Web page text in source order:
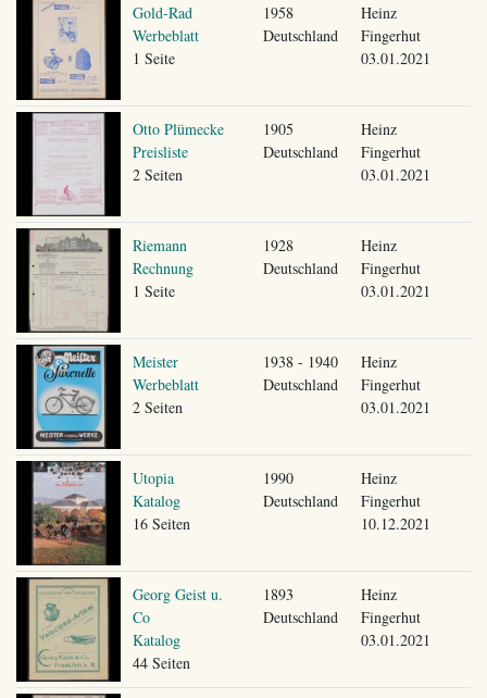
Gold-Rad
Werbeblatt
1 Seite
1958
Deutschland
Heinz
Fingerhut
03.01.2021
Otto Plümecke
Preisliste
2 Seiten
1905
Deutschland
Heinz
Fingerhut
03.01.2021
Riemann
Rechnung
1 Seite
1928
Deutschland
Heinz
Fingerhut
03.01.2021
Meister
Werbeblatt
2 Seiten
1938 - 1940
Deutschland
Heinz
Fingerhut
03.01.2021
Utopia
Katalog
16 Seiten
1990
Deutschland
Heinz
Fingerhut
10.12.2021
Georg Geist u.
Co
Katalog
44 Seiten
1893
Deutschland
Heinz
Fingerhut
03.01.2021